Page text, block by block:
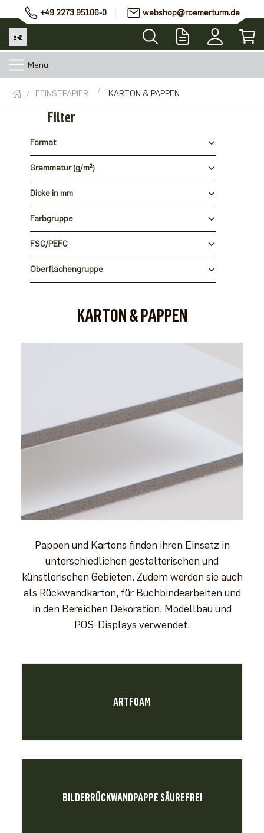
+49 2273 95106-0 webshop@roemerturm.de
Menü
FEINSTPAPIER KARTON & PAPPEN
Filter
Format
Grammatur (g/m²)
Dicke in mm
Farbgruppe
FSC/PEFC
Oberflächengruppe
KARTON & PAPPEN
Pappen und Kartons finden ihren Einsatz in
unterschiedlichen gestalterischen und
künstlerischen Gebieten. Zudem werden sie auch
als Rückwandkarton, für Buchbindearbeiten und
in den Bereichen Dekoration, Modellbau und
POS-Displays verwendet.
ARTFOAM
BILDERRÜCKWANDPAPPE SÄUREFREI